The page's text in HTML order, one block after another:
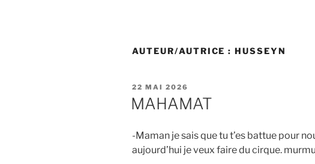
AUTEUR/AUTRICE :HUSSEYN
PUBLIÉ
LE
22 MAI 2026
MAHAMAT
-Maman je sais que tu t’es battue pour
aujourd’hui je veux faire du cirque.